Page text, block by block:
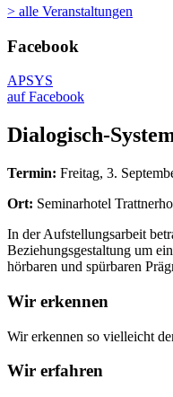
> alle Veranstaltungen
Facebook
APSYS
auf Facebook
Dialogisch-
Termin: Freitag, 3.
Ort: Seminarhotel
In der Aufstellungsarbeit
Beziehungsgestaltung um
hörbaren und spürbaren
Wir erkennen
Wir erkennen so vielleicht
Wir erfahren